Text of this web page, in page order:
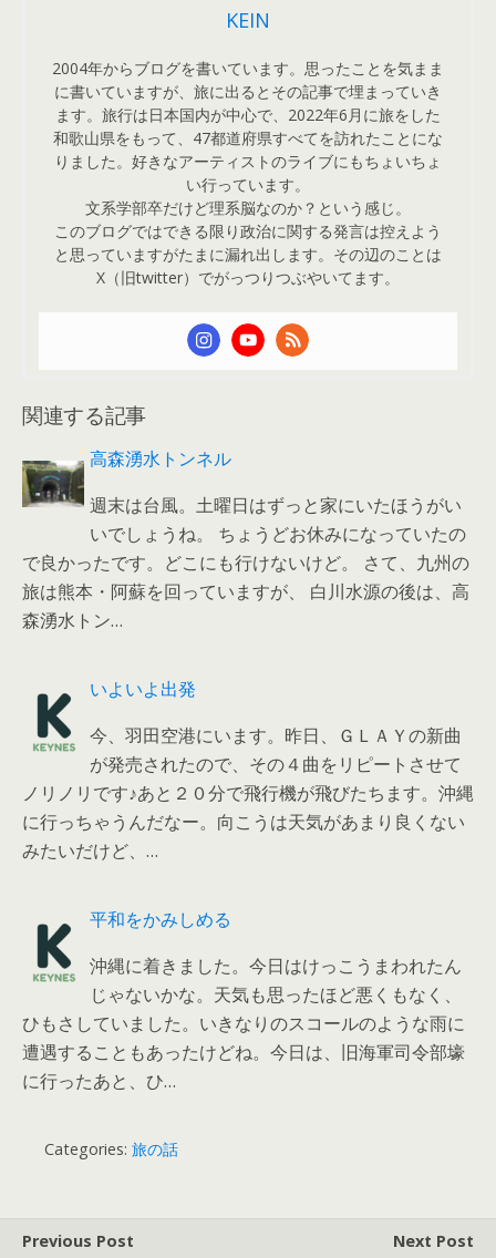
KEIN
2004年からブログを書いています。思ったことを気まま
に書いていますが、旅に出るとその記事で埋まっていき
ます。旅行は日本国内が中心で、2022年6月に旅をした
和歌山県をもって、47都道府県すべてを訪れたことにな
りました。好きなアーティストのライブにもちょいちょ
い行っています。
文系学部卒だけど理系脳なのか？という感じ。
このブログではできる限り政治に関する発言は控えよう
と思っていますがたまに漏れ出します。その辺のことは
X（旧twitter）でがっつりつぶやいてます。
関連する記事
高森湧水トンネル
週末は台風。土曜日はずっと家にいたほうがい
いでしょうね。 ちょうどお休みになっていたの
で良かったです。どこにも行けないけど。 さて、九州の
旅は熊本・阿蘇を回っていますが、 白川水源の後は、高
森湧水トン…
いよいよ出発
今、羽田空港にいます。昨日、ＧＬＡＹの新曲
が発売されたので、その４曲をリピートさせて
ノリノリです♪あと２０分で飛行機が飛びたちます。沖縄
に行っちゃうんだなー。向こうは天気があまり良くない
みたいだけど、…
平和をかみしめる
沖縄に着きました。今日はけっこうまわれたん
じゃないかな。天気も思ったほど悪くもなく、
ひもさしていました。いきなりのスコールのような雨に
遭遇することもあったけどね。今日は、旧海軍司令部壕
に行ったあと、ひ…
Categories: 旅の話
Previous Post
Next Post